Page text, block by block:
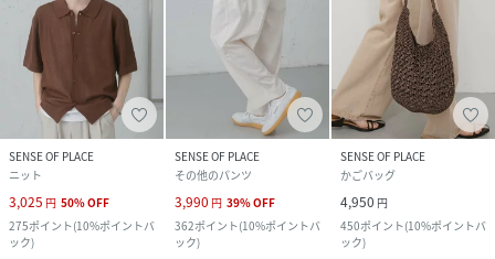
SENSE OF PLACE
ニット
3,025 円 50%OFF
275ポイント(10%ポイントバ
ック)
SENSE OF PLACE
その他のパンツ
3,990 円 39%OFF
362ポイント(10%ポイントバ
ック)
SENSE OF PLACE
かごバッグ
4,950 円
450ポイント(10%ポイントバ
ック)